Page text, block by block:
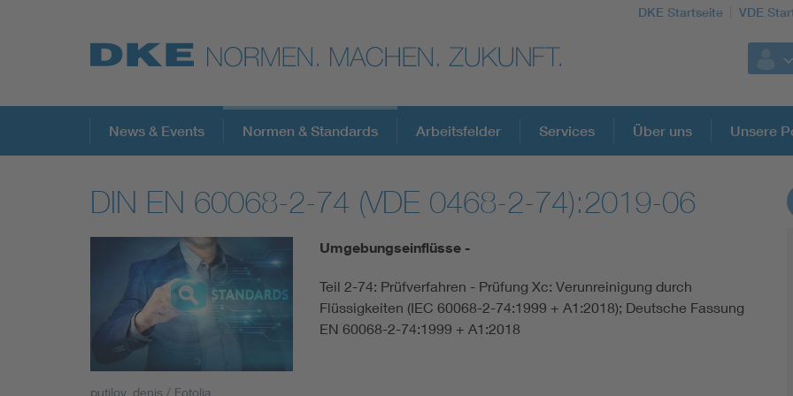
DKE Startseite VDE
Top-Themen
VDE Fokusthemen
Digital Security
Energy
DKE Fachinformationen im Kontext der
Circular Economy für mehr Ressourceneffizienz
News & Events Normen & Standards Arbeitsfelder Services Über uns Unsere
DIN EN 60068-2-74 (VDE 0468-2-74):2019-06
putilov_denis / Fotolia
Umgebungseinflüsse -
Teil 2-74: Prüfverfahren - Prüfung Xc: Verunreinigung durch
Flüssigkeiten (IEC 60068-2-74:1999 + A1:2018); Deutsche Fassung
EN 60068-2-74:1999 + A1:2018